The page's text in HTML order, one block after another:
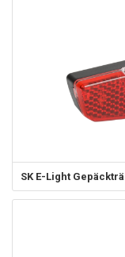
SK E-Light